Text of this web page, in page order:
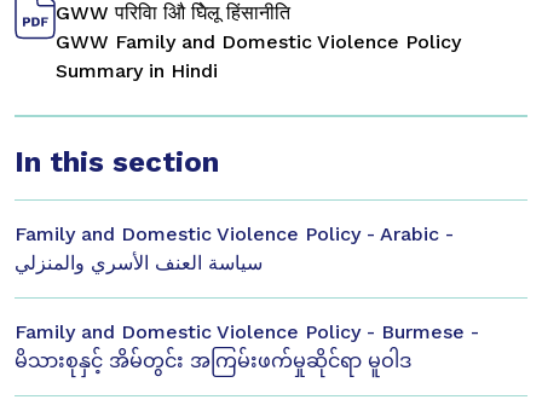
GWW परिवाि औि घिेलू हिंसानीति
GWW Family and Domestic Violence Policy
Summary in Hindi
In this section
Family and Domestic Violence Policy - Arabic -
سياسة العنف الأسري والمنزلي
Family and Domestic Violence Policy - Burmese -
မိသားစုနှင့် အိမ်တွင်း အကြမ်းဖက်မှုဆိုင်ရာ မူဝါဒ